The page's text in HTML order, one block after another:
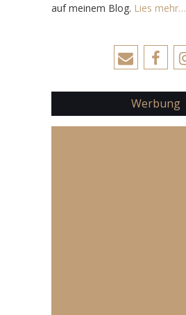
auf meinem Blog. Lies mehr…
Werbung